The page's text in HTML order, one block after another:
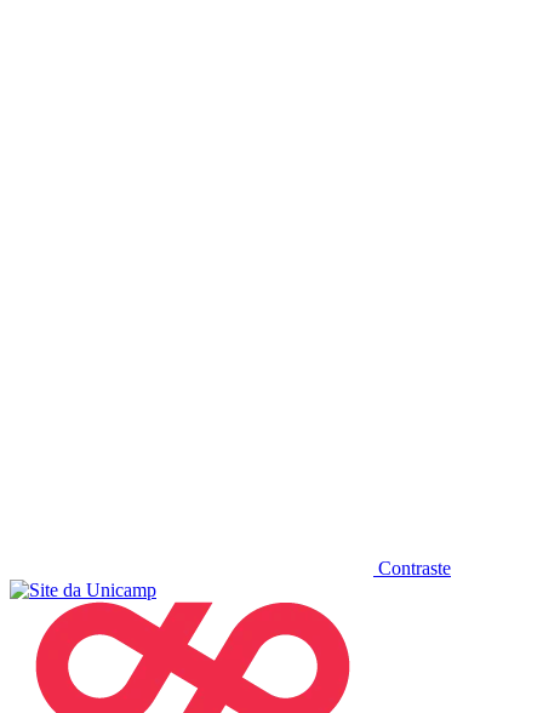
Contraste